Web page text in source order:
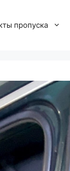
пропуска